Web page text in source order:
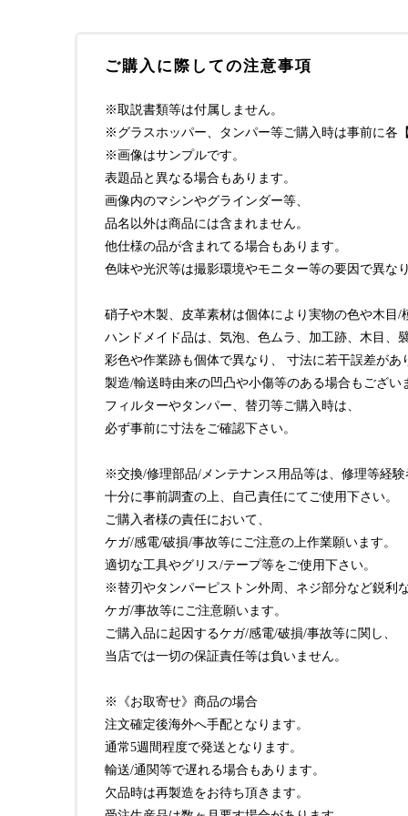
ご購入に際しての注意事項
※取説書類等は付属しません。
※グラスホッパー、タンパー等ご購入時は事前に各
※画像はサンプルです。
表題品と異なる場合もあります。
画像内のマシンやグラインダー等、
品名以外は商品には含まれません。
他仕様の品が含まれてる場合もあります。
色味や光沢等は撮影環境やモニター等の要因で異な
硝子や木製、皮革素材は個体により実物の色や木目/
ハンドメイド品は、気泡、色ムラ、加工跡、木目、
彩色や作業跡も個体で異なり、 寸法に若干誤差があ
製造/輸送時由来の凹凸や小傷等のある場合もござい
フィルターやタンパー、替刃等ご購入時は、
必ず事前に寸法をご確認下さい。
※交換/修理部品/メンテナンス用品等は、修理等経
十分に事前調査の上、自己責任にてご使用下さい。
ご購入者様の責任において、
ケガ/感電/破損/事故等にご注意の上作業願います。
適切な工具やグリス/テープ等をご使用下さい。
※替刃やタンパーピストン外周、ネジ部分など鋭利
ケガ/事故等にご注意願います。
ご購入品に起因するケガ/感電/破損/事故等に関し、
当店では一切の保証責任等は負いません。
※《お取寄せ》商品の場合
注文確定後海外へ手配となります。
通常5週間程度で発送となります。
輸送/通関等で遅れる場合もあります。
欠品時は再製造をお待ち頂きます。